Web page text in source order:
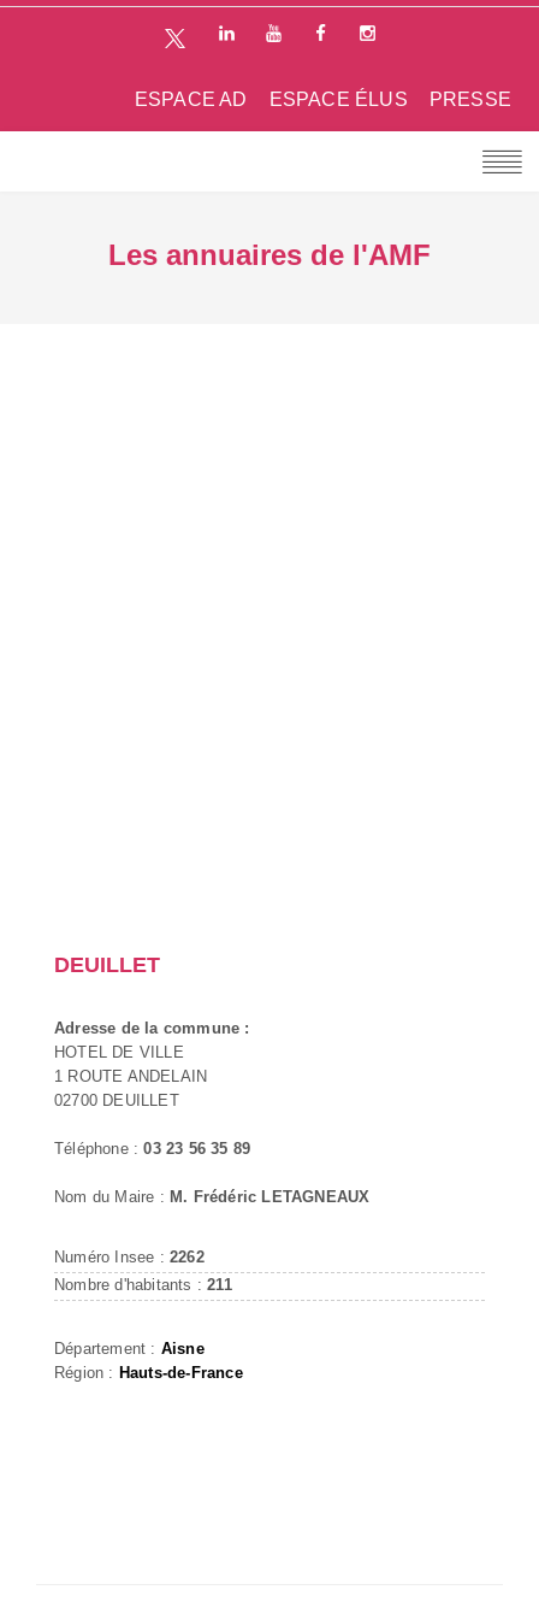
PRESSE
ESPACE ÉLUS
ESPACE AD
Les annuaires de l'AMF
DEUILLET
Adresse de la commune :
HOTEL DE VILLE
1 ROUTE ANDELAIN
02700 DEUILLET
Téléphone :03 23 56 35 89
Nom du Maire : M. Frédéric LETAGNEAUX
Numéro Insee : 2262
Nombre d'habitants :211
Département : Aisne
Région : Hauts-de-France